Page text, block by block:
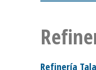
Refinería